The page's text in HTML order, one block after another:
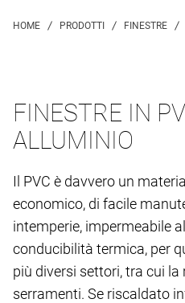
FINESTRE IN
ALLUMINIO
Il PVC è davvero un
economico, di facile
intemperie, impermeabile
conducibilità termica, per
più diversi settori, tra cui la
serramenti. Se riscaldato